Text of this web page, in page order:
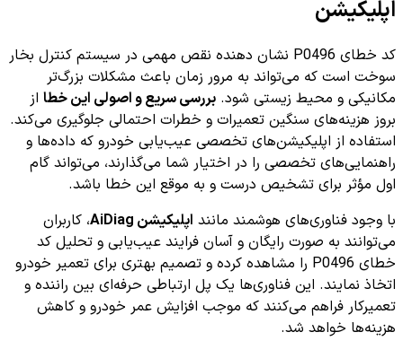
اپلیکیشن
کد خطای P0496 نشان دهنده نقص مهمی در سیستم کنترل بخار
سوخت است که می‌تواند به مرور زمان باعث مشکلات بزرگ‌تر
مکانیکی و محیط زیستی شود. بررسی سریع و اصولی این خطا از
بروز هزینه‌های سنگین تعمیرات و خطرات احتمالی جلوگیری می‌کند.
استفاده از اپلیکیشن‌های تخصصی عیب‌یابی خودرو که داده‌ها و
راهنمایی‌های تخصصی را در اختیار شما می‌گذارند، می‌تواند گام
اول مؤثر برای تشخیص درست و به موقع این خطا باشد.
با وجود فناوری‌های هوشمند مانند اپلیکیشن AiDiag
، کاربران
می‌توانند به صورت رایگان و آسان فرایند عیب‌یابی و تحلیل کد
خطای P0496 را مشاهده کرده و تصمیم بهتری برای تعمیر خودرو
اتخاذ نمایند. این فناوری‌ها یک پل ارتباطی حرفه‌ای بین راننده و
تعمیرکار فراهم می‌کنند که موجب افزایش عمر خودرو و کاهش
هزینه‌ها خواهد شد.